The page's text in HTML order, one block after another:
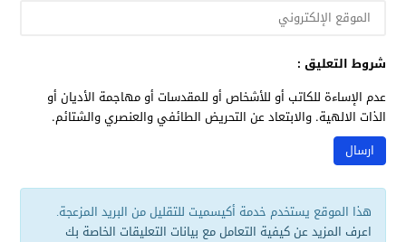
شروط التعليق :
عدم الإساءة للكاتب أو للأشخاص أو للمقدسات أو مهاجمة الأديان أو
الذات الالهية. والابتعاد عن التحريض الطائفي والعنصري والشتائم.
هذا الموقع يستخدم خدمة أكيسميت للتقليل من البريد المزعجة.
اعرف المزيد عن كيفية التعامل مع بيانات التعليقات الخاصة بك